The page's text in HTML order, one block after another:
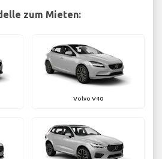
zum Mieten:
Volvo V40